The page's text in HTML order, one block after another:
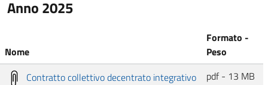
Anno 2025
Nome
Formato -
Peso
Contratto collettivo decentrato integrativo
pdf - 13 MB